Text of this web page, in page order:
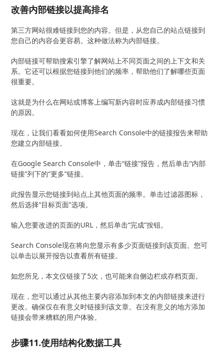
改善内部链接以提高排名
第三方网站很难链接到您的内容。但是，从您自己的站点链接到
您自己的内容会更容易。这种做法称为内部链接。
内部链接可帮助搜索引擎了解网站上不同页面之间的上下文和关
系。它还可以根据您链接到他们的频率，帮助他们了解哪些页面
很重要。
这就是为什么在网站或博客上编写新内容时应养成内部链接习惯
的原因。
现在，让我们看看如何使用Search Console中的链接报告来帮助
您建立内部链接。
在Google Search Console中，单击“链接”报告，然后单击“内部
链接”列下的“更多”链接。
此报告显示您链接到站点上其他页面的频率。单击过滤器图标，
然后选择“目标页面”选项。
输入您要改进的页面的URL，然后单击“完成”按钮。
Search Console现在将向您显示有多少页面链接到该页面。您可
以单击以展开报告以查看所有链接。
如您所见，本文仅链接了5次，也可能来自侧边栏或存档页面。
现在，您可以通过从其他主要内容添加到本文的内部链接来进行
更改。确保仅在有意义时链接到该文章。在没有意义的地方添加
链接会带来糟糕的用户体验。
步骤11.使用结构化数据工具